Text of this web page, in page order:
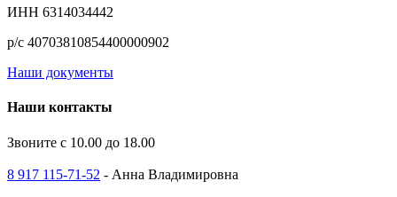
ИНН 6314034442
р/с 40703810854400000902
Наши документы
Наши контакты
Звоните с 10.00 до 18.00
8 917 115-71-52 - Анна Владимировна